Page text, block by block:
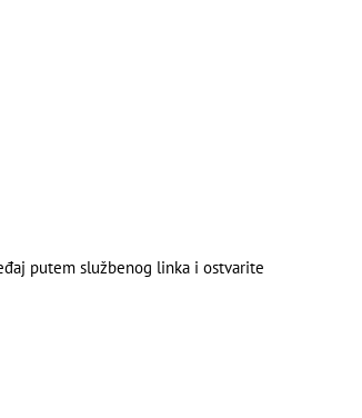
putem službenog linka i ostvarite